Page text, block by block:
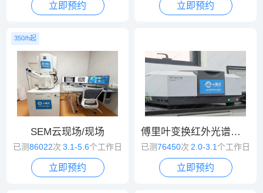
立即预约 立即预约
350/h起
SEM云现场/现场
已测86022次 3.1-5.6个工作日
立即预约
傅里叶变换红外光谱（FT-IR）
已测76450次 2.0-3.1个工作日
立即预约